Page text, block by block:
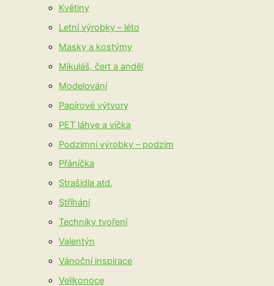
Květiny
Letní výrobky – léto
Masky a kostýmy
Mikuláš, čert a anděl
Modelování
Papírové výtvory
PET láhve a víčka
Podzimní výrobky – podzim
Přáníčka
Strašidla atd.
Stříhání
Techniky tvoření
Valentýn
Vánoční inspirace
Velikonoce